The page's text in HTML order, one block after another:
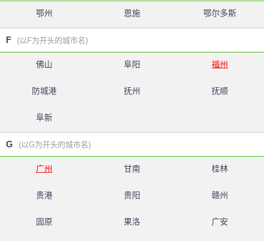
鄂州 恩施 鄂尔多斯
F (以F为开头的城市名)
佛山 阜阳 福州
防城港 抚州 抚顺
阜新
G (以G为开头的城市名)
广州 甘南 桂林
贵港 贵阳 赣州
固原 果洛 广安